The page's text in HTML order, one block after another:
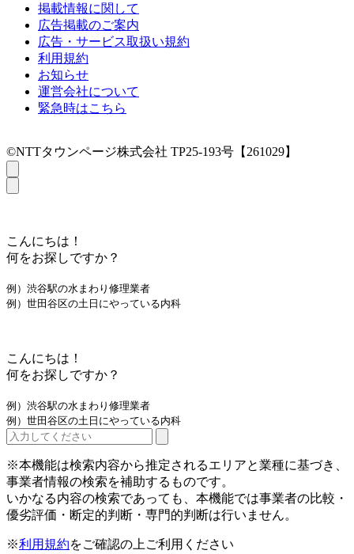
掲載情報に関して
広告掲載のご案内
広告・サービス取扱い規約
利用規約
お知らせ
運営会社について
緊急時はこちら
©NTTタウンページ株式会社 TP25-193号【261029】
こんにちは！
何をお探しですか？
例）渋谷駅の水まわり修理業者
例）世田谷区の土日にやっている内科
こんにちは！
何をお探しですか？
例）渋谷駅の水まわり修理業者
例）世田谷区の土日にやっている内科
※本機能は検索内容から推定されるエリアと業種に基づき、
事業者情報の検索を補助するものです。
いかなる内容の検索であっても、本機能では事業者の比較・
優劣評価・断定的判断・専門的判断は行いません。
※利用規約をご確認の上ご利用ください